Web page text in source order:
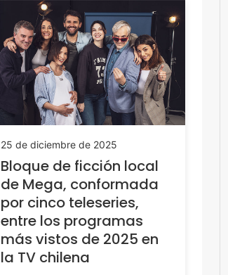
25 de diciembre de 2025
Bloque de ficción local
de Mega, conformada
por cinco teleseries,
entre los programas
más vistos de 2025 en
la TV chilena